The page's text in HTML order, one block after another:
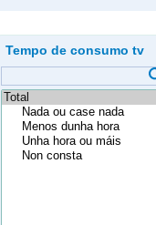
Tempo de consumo tv